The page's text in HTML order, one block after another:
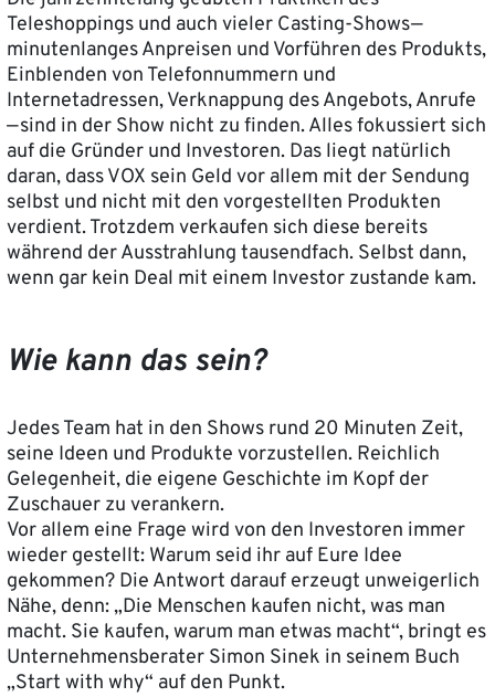
Teleshoppings und auch vieler Casting-Shows —
minutenlanges Anpreisen und Vorführen des Produkts,
Einblenden von Telefonnummern und
Internetadressen, Verknappung des Angebots, Anrufe
— sind in der Show nicht zu finden. Alles fokussiert sich
auf die Gründer und Investoren. Das liegt natürlich
daran, dass VOX sein Geld vor allem mit der Sendung
selbst und nicht mit den vorgestellten Produkten
verdient. Trotzdem verkaufen sich diese bereits
während der Ausstrahlung tausendfach. Selbst dann,
wenn gar kein Deal mit einem Investor zustande kam.
Wie kann das sein?
Jedes Team hat in den Shows rund 20 Minuten Zeit,
seine Ideen und Produkte vorzustellen. Reichlich
Gelegenheit, die eigene Geschichte im Kopf der
Zuschauer zu verankern.
Vor allem eine Frage wird von den Investoren immer
wieder gestellt: Warum seid ihr auf Eure Idee
gekommen? Die Antwort darauf erzeugt unweigerlich
Nähe, denn: „Die Menschen kaufen nicht, was man
macht. Sie kaufen, warum man etwas macht“, bringt es
Unternehmensberater Simon Sinek in seinem Buch
„Start with why“ auf den Punkt.